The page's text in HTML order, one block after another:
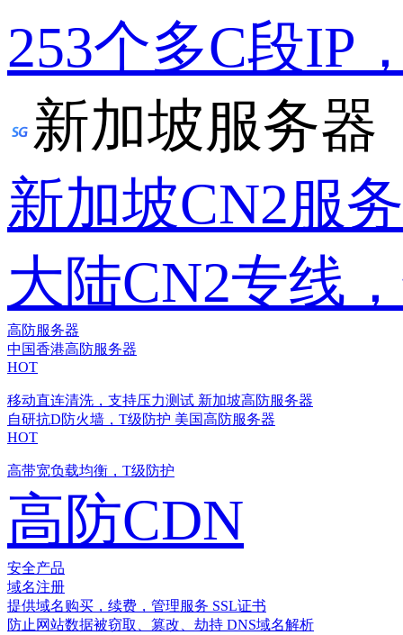
253个多C段IP
新加坡服务器
新加坡CN2服
大陆CN2专线
高防服务器
中国香港高防服务器
HOT
移动直连清洗，支持压力测试 新加坡高防服务器
自研抗D防火墙，T级防护 美国高防服务器
HOT
高带宽负载均衡，T级防护
高防CDN
安全产品
域名注册
提供域名购买，续费，管理服务 SSL证书
防止网站数据被窃取、篡改、劫持 DNS域名解析